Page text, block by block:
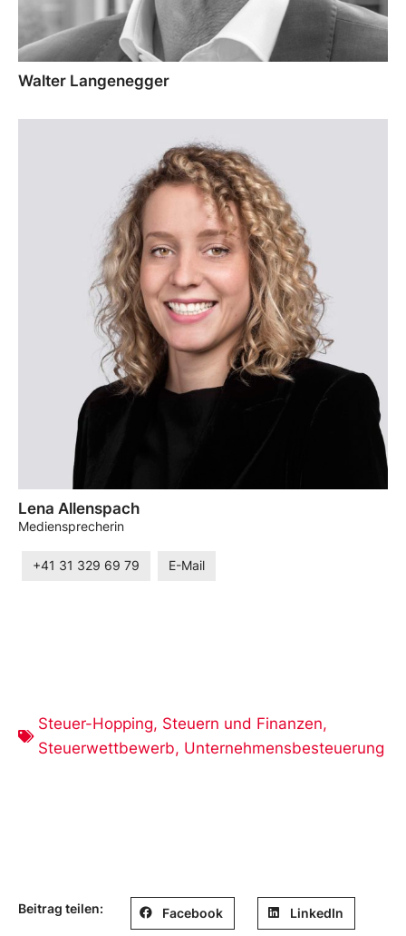
Walter Langenegger
Lena Allenspach
Mediensprecherin
+41 31 329 69 79 E-Mail
Steuer-Hopping, Steuern und Finanzen,
Steuerwettbewerb, Unternehmensbesteuerung
Beitrag teilen: Facebook LinkedIn